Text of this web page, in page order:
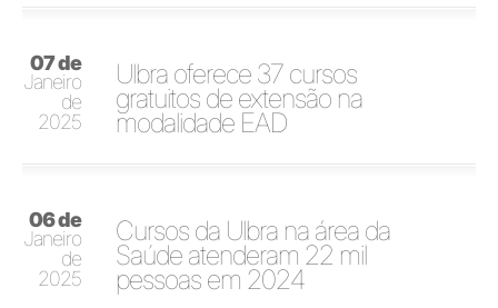
07 de
Janeiro
de
2025
Ulbra oferece 37 cursos
gratuitos de extensão na
modalidade EAD
06 de
Janeiro
de
2025
Cursos da Ulbra na área da
Saúde atenderam 22 mil
pessoas em 2024